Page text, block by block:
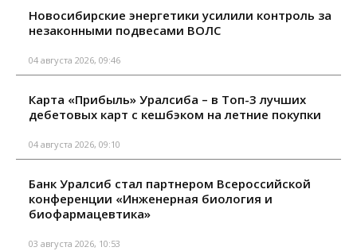
Новосибирские энергетики усилили контроль за
незаконными подвесами ВОЛС
04 августа 2026, 09:46
Карта «Прибыль» Уралсиба – в Топ-3 лучших
дебетовых карт с кешбэком на летние покупки
04 августа 2026, 09:10
Банк Уралсиб стал партнером Всероссийской
конференции «Инженерная биология и
биофармацевтика»
03 августа 2026, 10:53